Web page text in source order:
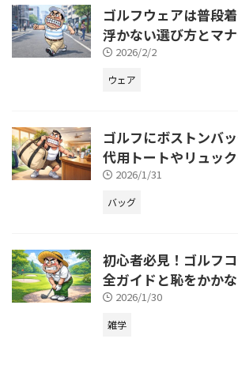
ゴルフウェアは普段
浮かない選び方とマ
2026/2/2
ウェア
ゴルフにボストンバ
代用トートやリュッ
2026/1/31
バッグ
初心者必見！ゴルフ
全ガイドと恥をかか
2026/1/30
雑学